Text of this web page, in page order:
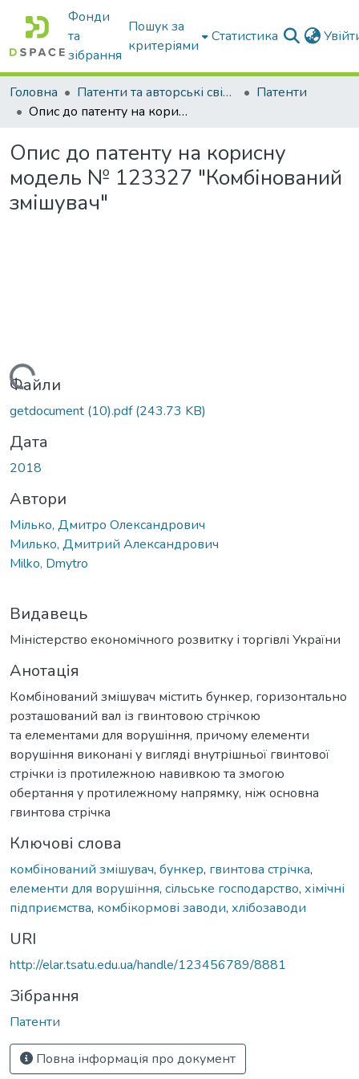
Фонди
та
зібрання
Пошук за
критеріями
Статистика
Головна Патенти та авторські свідоцтва
Патенти
Опис до патенту на корисну модель № 123327 "Комбінований змішувач"
Опис до патенту на корисну
модель № 123327 "Комбінований
змішувач"
Вантажиться...
Файли
getdocument (10).pdf(243.73 KB)
Дата
2018
Автори
Мілько, Дмитро Олександрович
Милько, Дмитрий Александрович
Milko, Dmytro
Видавець
Міністерство економічного розвитку і торгівлі України
Анотація
Комбінований змішувач містить бункер, горизонтально
розташований вал із гвинтовою стрічкою
та елементами для ворушіння, причому елементи
ворушіння виконані у вигляді внутрішньої гвинтової
стрічки із протилежною навивкою та змогою
обертання у протилежному напрямку, ніж основна
гвинтова стрічка
Ключові слова
комбінований змішувач, бункер, гвинтова стрічка,
елементи для ворушіння, сільське господарство, хімічні
підприємства, комбікормові заводи, хлібозаводи
URI
http://elar.tsatu.edu.ua/handle/123456789/8881
Зібрання
Патенти
Повна інформація про документ